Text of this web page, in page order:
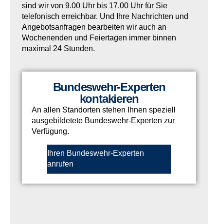
sind wir von 9.00 Uhr bis 17.00 Uhr für Sie
telefonisch erreichbar. Und Ihre Nachrichten und
Angebotsanfragen bearbeiten wir auch an
Wochenenden und Feiertagen immer binnen
maximal 24 Stunden.
Bundeswehr-Experten
kontakieren
An allen Standorten stehen Ihnen speziell
ausgebildetete Bundeswehr-Experten zur
Verfügung.
Ihren Bundeswehr-Experten
anrufen